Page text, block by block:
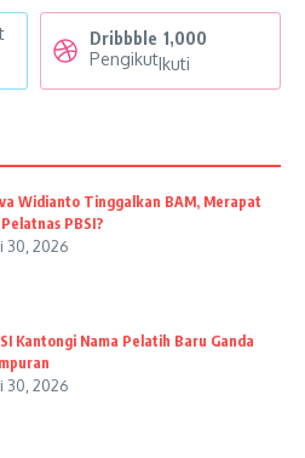
Dribbble 1,000
PengikutIkuti
Widianto Tinggalkan BAM, Merapat
PBSI?
30, 2026
Kantongi Nama Pelatih Baru Ganda
30, 2026